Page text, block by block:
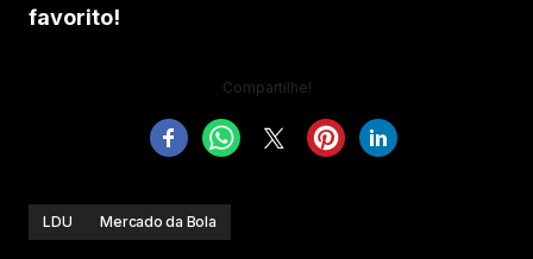
favorito!
Compartilhe!
LDU Mercado da Bola